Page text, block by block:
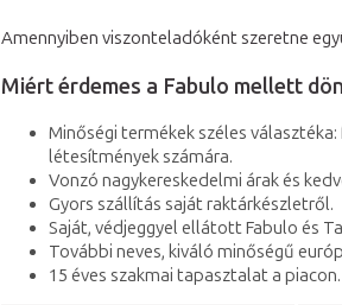
Amennyiben viszonteladóként szeretne
Miért érdemes a Fabulo mellett
Minőségi termékek széles
létesítmények számára.
Vonzó nagykereskedelmi árak és
Gyors szállítás saját raktárkészletről.
Saját, védjeggyel ellátott Fabulo és
További neves, kiváló minőségű
15 éves szakmai tapasztalat a piacon.